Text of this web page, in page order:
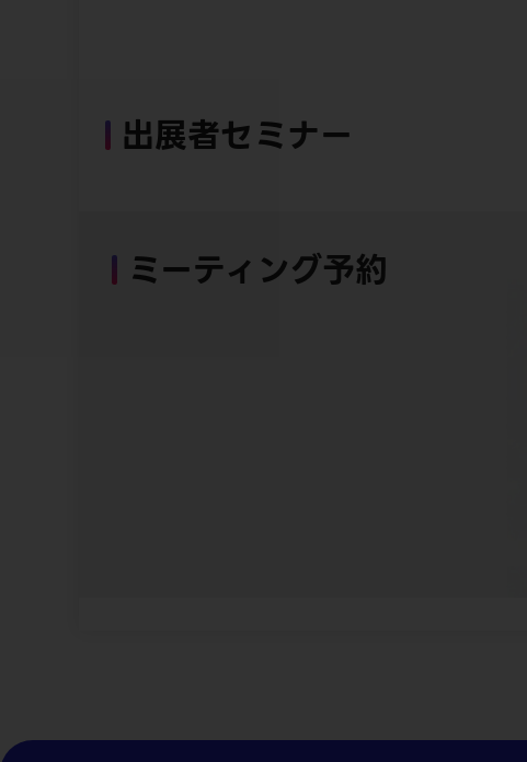
出展者セミナー
ミーティング予約